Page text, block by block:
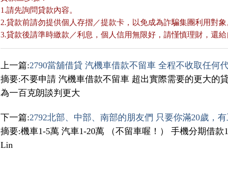
1.請先詢問貸款內容。
2.貸款前請勿提供個人存摺／提款卡，以免成為詐騙集團利用對象
3.貸款後請準時繳款／利息，個人信用無限好，請慬慎理財，還給
上一篇:2790當舖借貸 汽機車借款不留車 全程不收取任何
摘要:不要申請 汽機車借款不留車 超出實際需要的更大的
為一百克朗談判更大
下一篇:2792北部、中部、南部的朋友們 只要你滿20歲，
摘要:機車1-5萬 汽車1-20萬 （不留車喔！） 手機分期借
Lin